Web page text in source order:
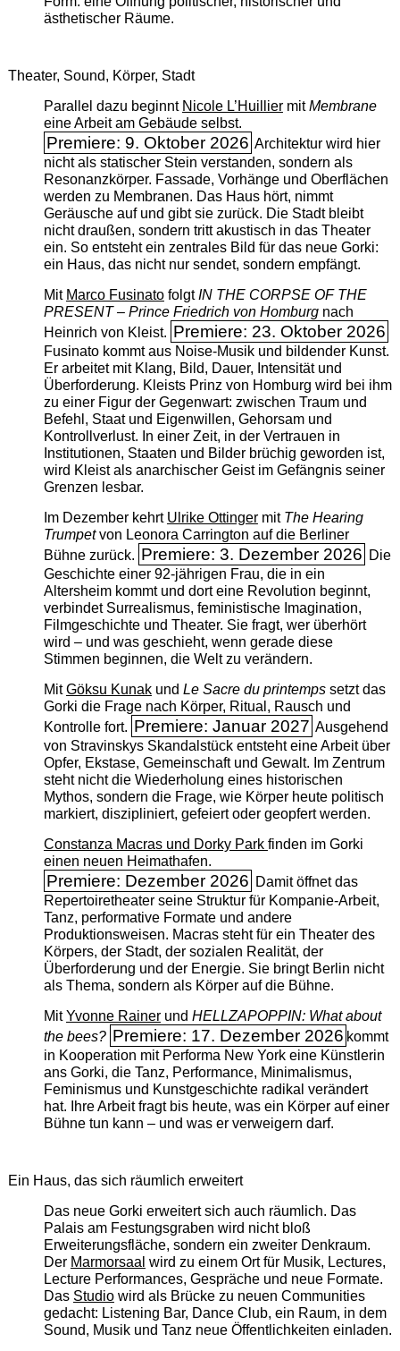
ästhetischer Räume.
Theater, Sound, Körper, Stadt
Parallel dazu beginnt Nicole L’Huilliermit ­Membrane
eine Arbeit am Gebäude selbst.
Premiere: 9. Oktober 2026 Architektur wird hier
nicht als statischer Stein verstanden, sondern als
Resonanzkörper. Fassade, Vorhänge und Oberflächen
werden zu Membranen. Das Haus hört, nimmt
Geräusche auf und gibt sie zurück. Die Stadt bleibt
nicht draußen, sondern tritt akustisch in das Theater
ein. So entsteht ein zentrales Bild für das neue Gorki:
ein Haus, das nicht nur sendet, sondern empfängt.
Mit Marco FusinatofolgtIN THE CORPSE OF THE
PRESENT – Prince Friedrich von Homburgnach
Heinrich von Kleist. Premiere: 23. Oktober 2026
Fusinato kommt aus Noise-Musik und bildender Kunst.
Er arbeitet mit Klang, Bild, Dauer, Intensität und
Überforderung. Kleists Prinz von Homburg wird bei ihm
zu einer Figur der Gegenwart: zwischen Traum und
Befehl, Staat und Eigenwillen, Gehorsam und
Kontrollverlust. In einer Zeit, in der Vertrauen in
Institutionen, Staaten und Bilder brüchig geworden ist,
wird Kleist als anarchischer Geist im Gefängnis seiner
Grenzen lesbar.
Im Dezember kehrt Ulrike Ottingermit The ­Hearing
Trumpetvon Leonora Carrington auf die Berliner
Bühne zurück. Premiere: 3. Dezember 2026 Die
Geschichte einer 92-jährigen Frau, die in ein
Altersheim kommt und dort eine Revolution beginnt,
verbindet Surrealismus, feministische Imagination,
Filmgeschichte und Theater. Sie fragt, wer überhört
wird – und was geschieht, wenn gerade diese
Stimmen beginnen, die Welt zu verändern.
MitGöksu Kunakund Le Sacre du printempssetzt das
Gorki die Frage nach Körper, Ritual, Rausch und
Kontrolle fort. Premiere: Januar 2027 Ausgehend
von Stravinskys Skandalstück entsteht eine Arbeit über
Opfer, Ekstase, Gemeinschaft und Gewalt. Im Zentrum
steht nicht die Wiederholung eines historischen
Mythos, sondern die Frage, wie Körper heute politisch
markiert, diszipliniert, gefeiert oder geopfert werden.
Constanza Macras und Dorky Park finden im Gorki
einen neuen Heimathafen.
Premiere: Dezember 2026 Damit öffnet das
Repertoiretheater seine Struktur für Kompanie-Arbeit,
Tanz, performative Formate und andere
Produktionsweisen. Macras steht für ein Theater des
Körpers, der Stadt, der sozialen Realität, der
Überforderung und der Energie. Sie bringt Berlin nicht
als Thema, sondern als Körper auf die Bühne.
MitYvonne Rainerund HELLZAPOPPIN: What about
the bees? Premiere: 17. Dezember 2026 kommt
in Kooperation mit Performa New York eine Künstlerin
ans Gorki, die Tanz, Performance, Minimalismus,
Feminismus und Kunstgeschichte radikal verändert
hat. Ihre Arbeit fragt bis heute, was ein Körper auf einer
Bühne tun kann – und was er verweigern darf.
Ein Haus, das sich räumlich erweitert
Das neue Gorki erweitert sich auch räumlich. Das
Palais am Festungsgraben wird nicht bloß
Erweiterungsfläche, sondern ein zweiter Denkraum.
Der Marmorsaal wird zu einem Ort für Musik, Lectures,
Lecture Performances, Gespräche und neue Formate.
Das Studiowird als Brücke zu neuen Communities
gedacht: Listening Bar, Dance Club, ein Raum, in dem
Sound, Musik und Tanz neue Öffentlichkeiten einladen.